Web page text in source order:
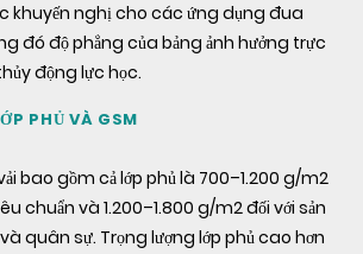
khuyến nghị cho các ứng dụng đua
đó độ phẳng của bảng ảnh hưởng trực
động lực học.
PHỦ VÀ GSM
bao gồm cả lớp phủ là 700–1.200 g/m2
chuẩn và 1.200–1.800 g/m2 đối với sản
quân sự. Trọng lượng lớp phủ cao hơn